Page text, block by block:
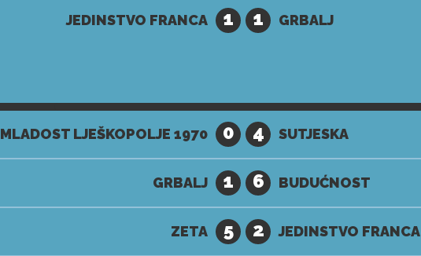
JEDINSTVO FRANCA 1 1 GRBALJ
MLADOST LJEŠKOPOLJE 1970 0 4 SUTJESKA
GRBALJ 1 6 BUDUĆNOST
ZETA 5 2 JEDINSTVO FRANCA